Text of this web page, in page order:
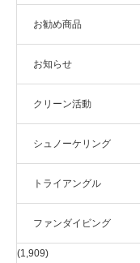
お勧め商品
お知らせ
クリーン活動
シュノーケリング
トライアングル
ファンダイビング
(1,909)